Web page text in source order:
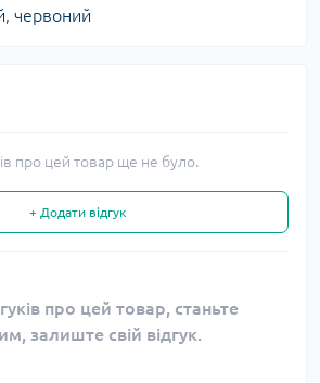
червоний
про цей товар ще не було.
+ Додати відгук
про цей товар, станьте
залиште свій відгук.